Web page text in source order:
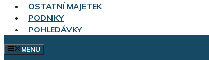
OSTATNÍ MAJETEK
PODNIKY
POHLEDÁVKY
MENU